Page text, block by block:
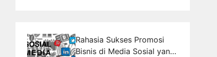
Rahasia Sukses Promosi
Bisnis di Media Sosial yang